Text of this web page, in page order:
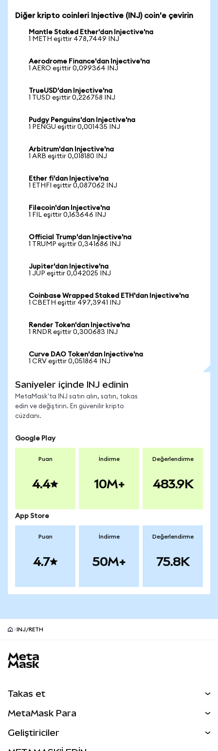
Diğer kripto coinleri Injective (INJ) coin'e çevirin
Mantle Staked Ether'dan Injective'na
1 METH eşittir 478,7449 INJ
Aerodrome Finance'dan Injective'na
1 AERO eşittir 0,099364 INJ
TrueUSD'dan Injective'na
1 TUSD eşittir 0,226758 INJ
Pudgy Penguins'dan Injective'na
1 PENGU eşittir 0,001435 INJ
Arbitrum'dan Injective'na
1 ARB eşittir 0,018180 INJ
Ether fi'dan Injective'na
1 ETHFI eşittir 0,087062 INJ
Filecoin'dan Injective'na
1 FIL eşittir 0,163646 INJ
Official Trump'dan Injective'na
1 TRUMP eşittir 0,341686 INJ
Jupiter'dan Injective'na
1 JUP eşittir 0,042025 INJ
Coinbase Wrapped Staked ETH'dan Injective'na
1 CBETH eşittir 497,3941 INJ
Render Token'dan Injective'na
1 RNDR eşittir 0,300683 INJ
Curve DAO Token'dan Injective'na
1 CRV eşittir 0,051864 INJ
Saniyeler içinde INJ edinin
MetaMask'ta INJ satın alın, satın, takas
edin ve değiştirin. En güvenilir kripto
cüzdanı.
Google Play
Puan
4.4
İndirme
10M+
Değerlendirme
483.9K
App Store
Puan
4.7
İndirme
50M+
Değerlendirme
75.8K
INJ/RETH
Takas et
Perps
MetaMask Para
Geliştiriciler